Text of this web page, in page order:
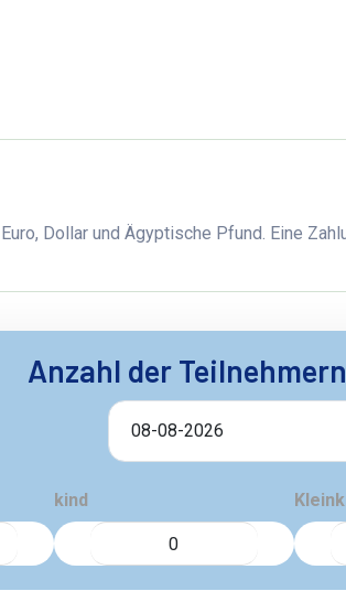
Dollar und Ägyptische Pfund. Eine
Anzahl der
kind